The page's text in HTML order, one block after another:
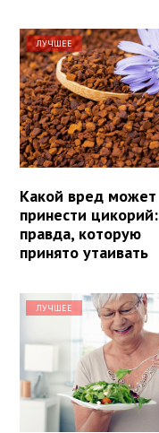
ЛУЧШЕЕ
Какой вред может
принести цикорий:
правда, которую
принято утаивать
ЛУЧШЕЕ